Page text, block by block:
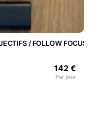
/ FOLLOW FOCUS /
142 €
Par jour